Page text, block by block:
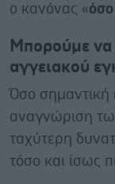
ο κανόνας «
Μπορούμε
αγγειακού
Όσο σημαντική
αναγνώριση
ταχύτερη
τόσο και ίσως